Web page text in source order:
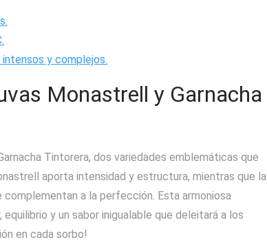
y complejos.
Monastrell y Garnacha
Tintorera, dos variedades emblemáticas que
aporta intensidad y estructura, mientras que la
a la perfección. Esta armoniosa
y un sabor inigualable que deleitará a los
en cada sorbo!